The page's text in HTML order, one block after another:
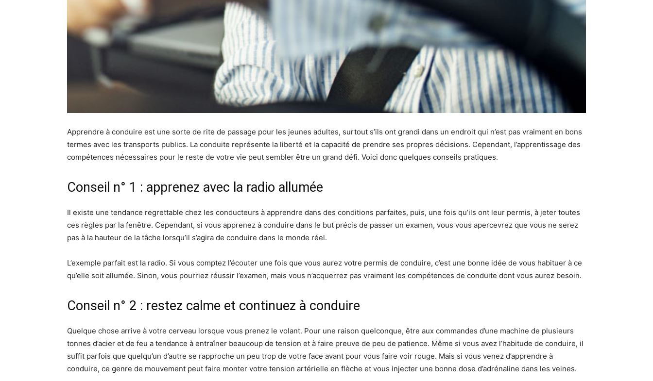
Apprendre à conduire est une sorte de rite de passage pour les jeunes adultes, surtout s’ils ont grandi dans un endroit qui n’est pas vraiment en bons
termes avec les transports publics. La conduite représente la liberté et la capacité de prendre ses propres décisions. Cependant, l’apprentissage des
compétences nécessaires pour le reste de votre vie peut sembler être un grand défi. Voici donc quelques conseils pratiques.
Conseil n° 1 : apprenez avec la radio allumée
Il existe une tendance regrettable chez les conducteurs à apprendre dans des conditions parfaites, puis, une fois qu’ils ont leur permis, à jeter toutes
ces règles par la fenêtre. Cependant, si vous apprenez à conduire dans le but précis de passer un examen, vous vous apercevrez que vous ne serez
pas à la hauteur de la tâche lorsqu’il s’agira de conduire dans le monde réel.
L’exemple parfait est la radio. Si vous comptez l’écouter une fois que vous aurez votre permis de conduire, c’est une bonne idée de vous habituer à ce
qu’elle soit allumée. Sinon, vous pourriez réussir l’examen, mais vous n’acquerrez pas vraiment les compétences de conduite dont vous aurez besoin.
Conseil n° 2 : restez calme et continuez à conduire
Quelque chose arrive à votre cerveau lorsque vous prenez le volant. Pour une raison quelconque, être aux commandes d’une machine de plusieurs
tonnes d’acier et de feu a tendance à entraîner beaucoup de tension et à faire preuve de peu de patience. Même si vous avez l’habitude de conduire, il
suffit parfois que quelqu’un d’autre se rapproche un peu trop de votre face avant pour vous faire voir rouge. Mais si vous venez d’apprendre à
conduire, ce genre de mouvement peut faire monter votre tension artérielle en flèche et vous injecter une bonne dose d’adrénaline dans les veines.